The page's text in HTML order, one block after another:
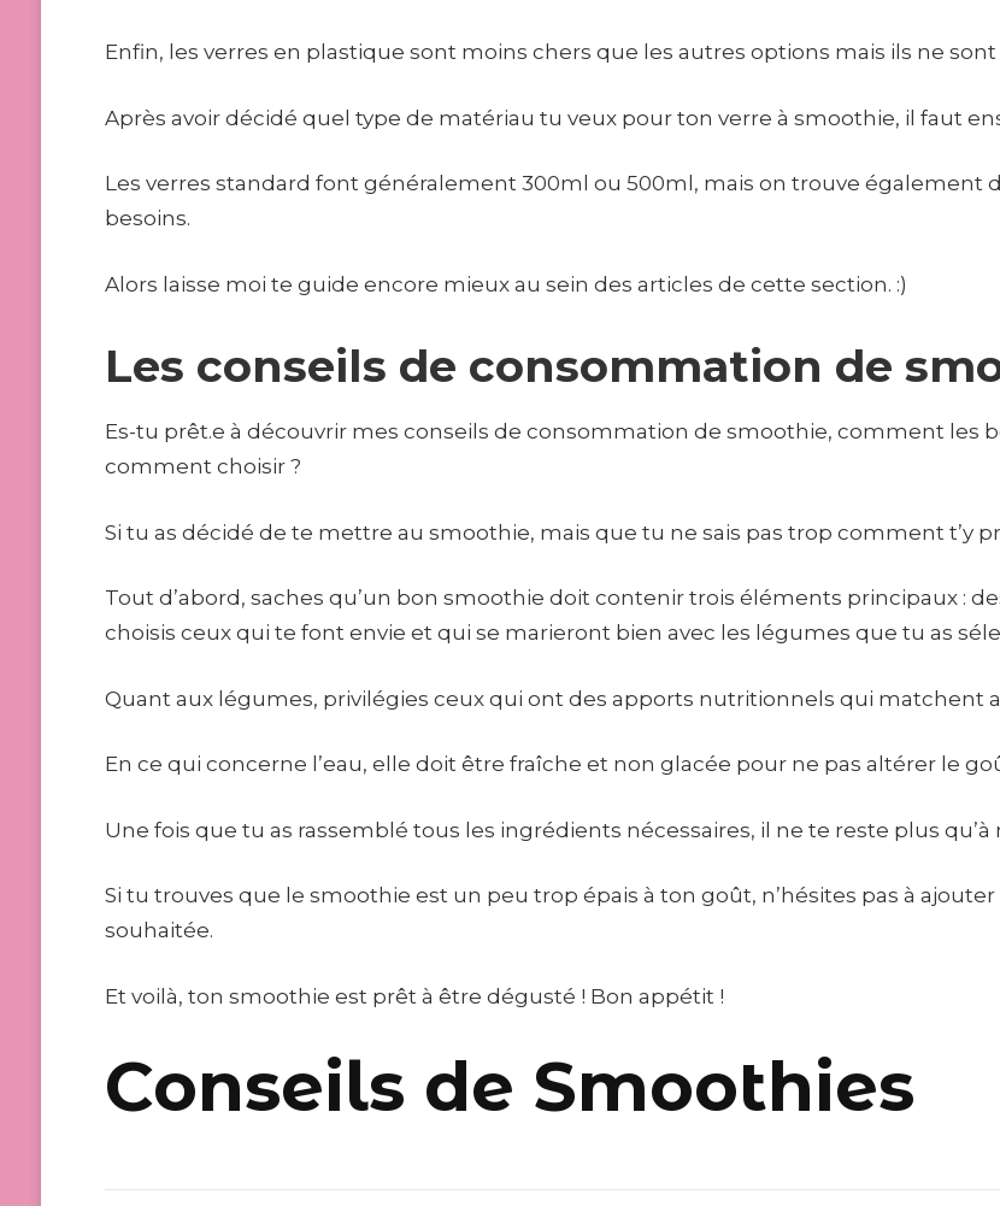
Enfin, les verres en plastique sont moins chers que les autres options mais ils ne sont
Après avoir décidé quel type de matériau tu veux pour ton verre à smoothie, il faut
Les verres standard font généralement 300ml ou 500ml, mais on trouve également
besoins.
Alors laisse moi te guide encore mieux au sein des articles de cette section. :)
Les conseils de consommation de
Es-tu prêt.e à découvrir mes conseils de consommation de smoothie, comment les
comment choisir ?
Si tu as décidé de te mettre au smoothie, mais que tu ne sais pas trop comment t’y
Tout d’abord, saches qu’un bon smoothie doit contenir trois éléments principaux :
choisis ceux qui te font envie et qui se marieront bien avec les légumes que tu as
Quant aux légumes, privilégies ceux qui ont des apports nutritionnels qui matchent
En ce qui concerne l’eau, elle doit être fraîche et non glacée pour ne pas altérer le
Une fois que tu as rassemblé tous les ingrédients nécessaires, il ne te reste plus qu’à
Si tu trouves que le smoothie est un peu trop épais à ton goût, n’hésites pas à
souhaitée.
Et voilà, ton smoothie est prêt à être dégusté ! Bon appétit !
Conseils de Smoothies